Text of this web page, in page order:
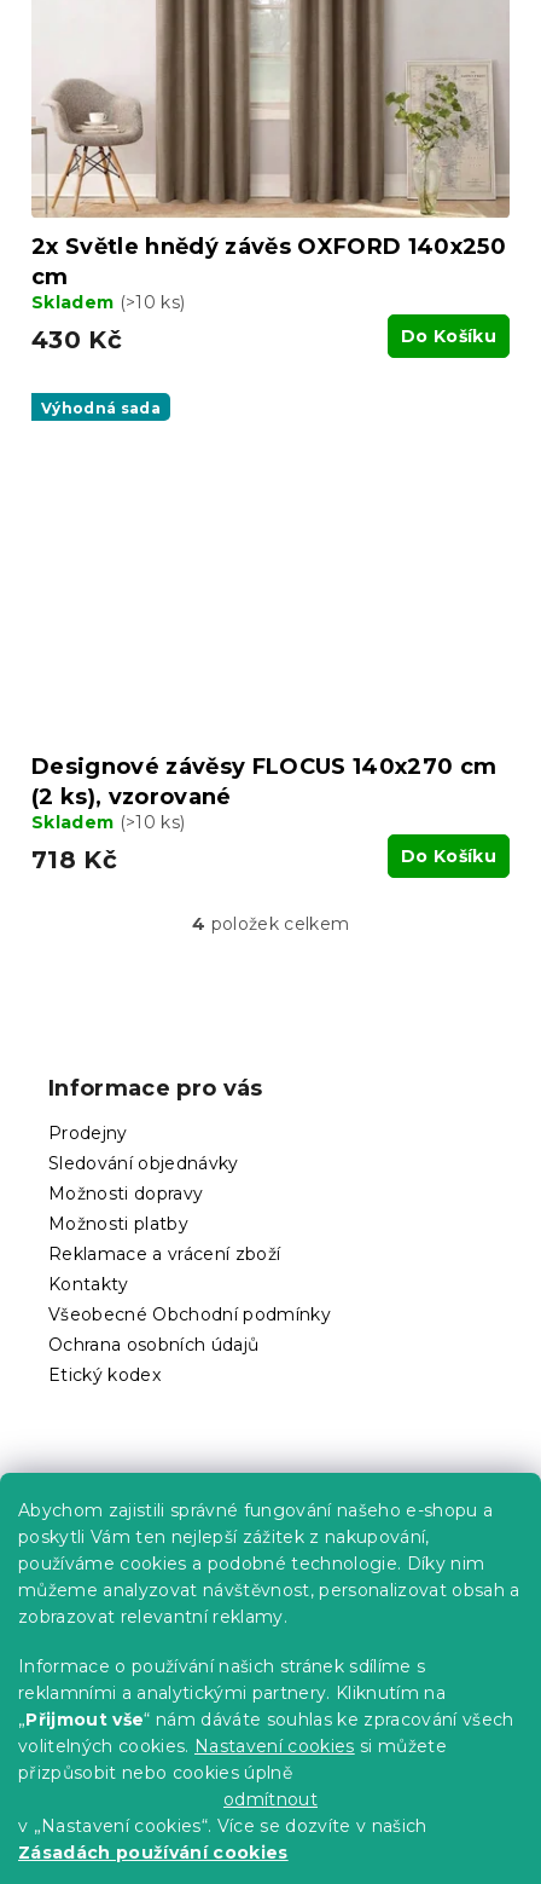
Abychom zajistili správné fungování našeho e-shopu a
poskytli Vám ten nejlepší zážitek z nakupování,
používáme cookies a podobné technologie. Díky nim
můžeme analyzovat návštěvnost, personalizovat obsah a
zobrazovat relevantní reklamy.
Informace o používání našich stránek sdílíme s
reklamními a analytickými partnery. Kliknutím na
„Přijmout vše“ nám dáváte souhlas ke zpracování všech
volitelných cookies. Nastavení cookies si můžete
přizpůsobit nebo cookies úplně
odmítnout
v „Nastavení cookies“. Více se dozvíte v našich
Zásadách používání cookies
2x Světle hnědý závěs OXFORD 140x250
cm
Skladem (>10 ks)
430 Kč Do Košíku
Výhodná sada
Designové závěsy FLOCUS 140x270 cm
(2 ks), vzorované
Skladem (>10 ks)
718 Kč Do Košíku
O
ý
i
s
4 položek celkem
Informace pro vás
Prodejny
Sledování objednávky
Možnosti dopravy
Možnosti platby
Reklamace a vrácení zboží
Kontakty
Všeobecné Obchodní podmínky
Ochrana osobních údajů
Etický kodex
Kariéra
Poptávky a B2B spolupráce
Proč se u nás registrovat?
Věrnostní program - Sleva až 10 %
Návody
Tabulky velikostí
Blog